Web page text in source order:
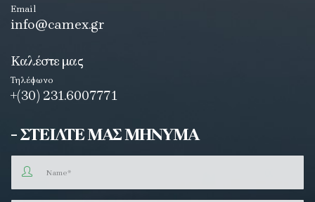
Email
info@camex.gr
Καλέστε μας
Τηλέφωνο
+(30) 231.6007771
- ΣΤΕΙΛΤΕ ΜΑΣ ΜΗΝΥΜΑ